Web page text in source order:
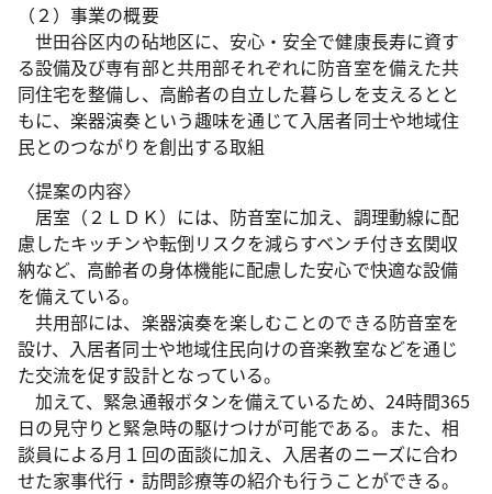
（２）事業の概要
世田谷区内の砧地区に、安心・安全で健康長寿に資す
る設備及び専有部と共用部それぞれに防音室を備えた共
同住宅を整備し、高齢者の自立した暮らしを支えるとと
もに、楽器演奏という趣味を通じて入居者同士や地域住
民とのつながりを創出する取組
〈提案の内容〉
居室（２ＬＤＫ）には、防音室に加え、調理動線に配
慮したキッチンや転倒リスクを減らすベンチ付き玄関収
納など、高齢者の身体機能に配慮した安心で快適な設備
を備えている。
共用部には、楽器演奏を楽しむことのできる防音室を
設け、入居者同士や地域住民向けの音楽教室などを通じ
た交流を促す設計となっている。
加えて、緊急通報ボタンを備えているため、24時間365
日の見守りと緊急時の駆けつけが可能である。また、相
談員による月１回の面談に加え、入居者のニーズに合わ
せた家事代行・訪問診療等の紹介も行うことができる。